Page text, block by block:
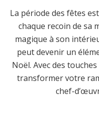
La période des fêtes
chaque recoin de sa
magique à son
peut devenir un
Noël. Avec des
transformer votre
chef-